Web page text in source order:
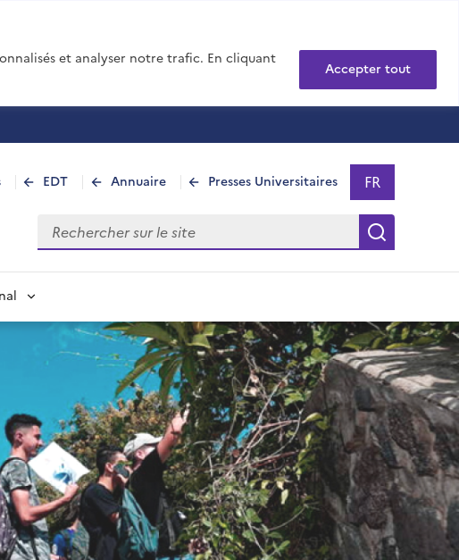
et analyser notre trafic. En cliquant
Accepter tout
EDT Annuaire Presses Universitaires Sélectionner
FR
- Français
Rechercher sur le site